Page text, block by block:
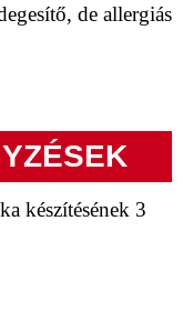
de allergiás
készítésének 3